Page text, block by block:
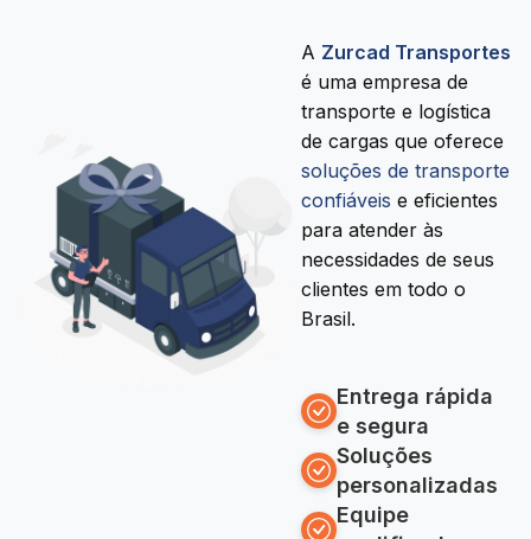
A Zurcad Transportes
é uma empresa de
transporte e logística
de cargas que oferece
soluções de transporte
confiáveis e eficientes
para atender às
necessidades de seus
clientes em todo o
Brasil.
Entrega rápida
e segura
Soluções
personalizadas
Equipe